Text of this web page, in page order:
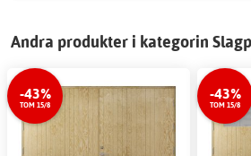
Andra produkter i kategorin
-43%
TOM 15/8
-43%
TOM 15/8